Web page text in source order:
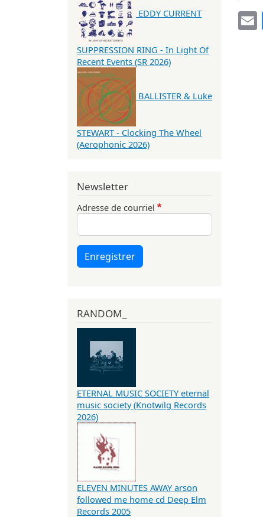
EDDY CURRENT
SUPPRESSION RING - In Light Of
Recent Events (SR 2026)
BALLISTER & Luke
STEWART - Clocking The Wheel
(Aerophonic 2026)
Newsletter
Adresse de courriel
Enregistrer
RANDOM_
ETERNAL MUSIC SOCIETY eternal
music society (Knotwilg Records
2026)
ELEVEN MINUTES AWAY arson
followed me home cd Deep Elm
Records 2005